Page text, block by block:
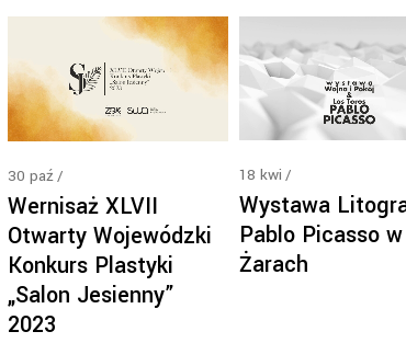
30 paź
Wernisaż XLVII
Otwarty Wojewódzki
Konkurs Plastyki
„Salon Jesienny”
2023
18 kwi
Wystawa
Pablo Picasso w
Żarach